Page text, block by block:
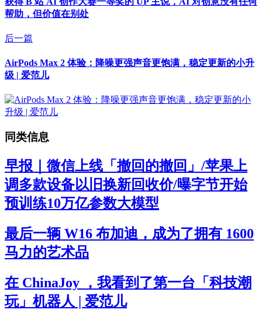
帮助，但价值在别处
后一篇
AirPods Max 2 体验：降噪更强声音更饱满，稳定更新的小升
级 | 爱范儿
同类信息
早报｜微信上线「撤回的撤回」/苹果上
调多款设备以旧换新回收价/曝字节开始
预训练10万亿参数大模型
最后一辆 W16 布加迪，成为了拥有 1600
马力的艺术品
在 ChinaJoy ，我看到了第一台「科技潮
玩」机器人 | 爱范儿